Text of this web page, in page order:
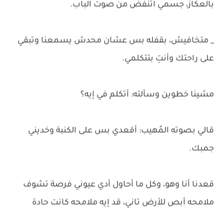
بالعكاز، جسمي اتنفض من صوت الباب.
_ متخافيش، بقفله بس عشان محدش يسمعنا وتبقي
على راحتك وأنتِ بتتكلمي.
مشينا خطوين وسألته: أتكلم في إيه؟
قالي بصوته المُهيب: أقعدي بس على الكنبة وخديني
جمبك.
قعدنا أنا وهو، وكل ما أحاول أدي عيوني فرصة تشوف
ملامحه أبص للأرض تاني، قد إيه ملامحه كانت حادة